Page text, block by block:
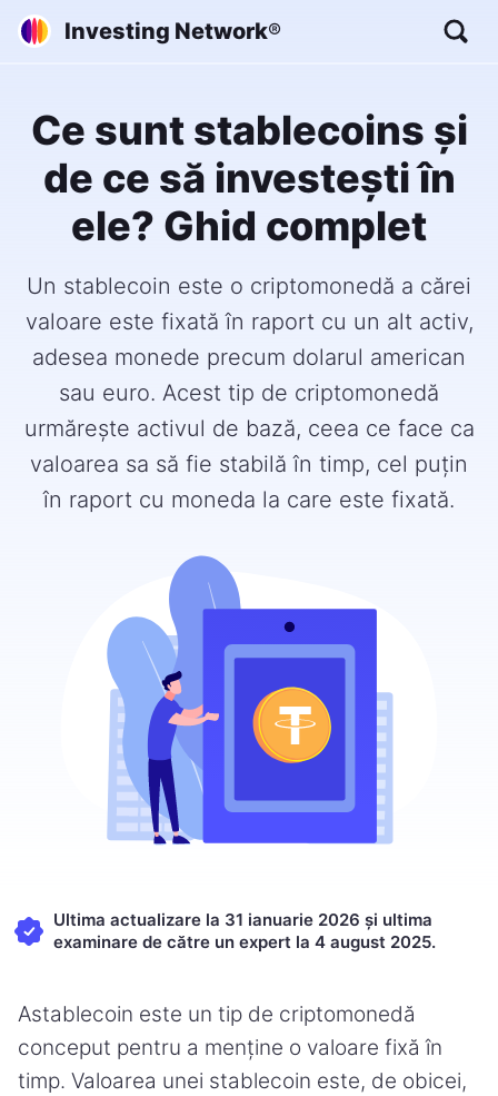
Investing Network®
Ce sunt stablecoins și
de ce să investești în
ele? Ghid complet
Un stablecoin este o criptomonedă a cărei
valoare este fixată în raport cu un alt activ,
adesea monede precum dolarul american
sau euro. Acest tip de criptomonedă
urmărește activul de bază, ceea ce face ca
valoarea sa să fie stabilă în timp, cel puțin
în raport cu moneda la care este fixată.
Ultima actualizare la 31 ianuarie 2026 și ultima
examinare de către un expert la 4 august 2025.
Astablecoin este un tip de criptomonedă
conceput pentru a menține o valoare fixă în
timp. Valoarea unei stablecoin este, de obicei,